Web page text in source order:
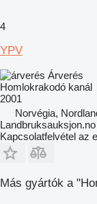
4
YPV
Árverés
Homlokrakodó kanál
2001
Norvégia,
Kapcsolatfelvétel az
Más gyártók a